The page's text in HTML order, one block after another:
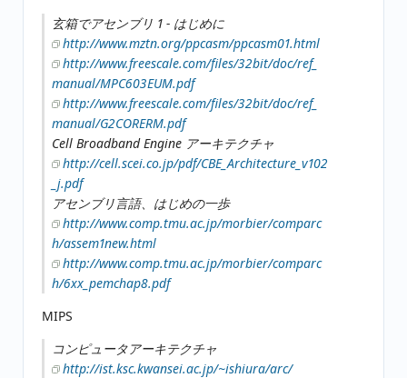
玄箱でアセンブリ 1 - はじめに
http://www.mztn.org/ppcasm/ppcasm01.html
http://www.freescale.com/files/32bit/doc/ref_
manual/MPC603EUM.pdf
http://www.freescale.com/files/32bit/doc/ref_
manual/G2CORERM.pdf
Cell Broadband Engine アーキテクチャ
http://cell.scei.co.jp/pdf/CBE_Architecture_v102
_j.pdf
アセンブリ言語、はじめの一歩
http://www.comp.tmu.ac.jp/morbier/comparc
h/assem1new.html
http://www.comp.tmu.ac.jp/morbier/comparc
h/6xx_pemchap8.pdf
MIPS
コンピュータアーキテクチャ
http://ist.ksc.kwansei.ac.jp/~ishiura/arc/